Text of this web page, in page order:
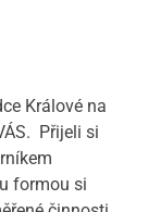
Králové na
Přijeli si
formou si